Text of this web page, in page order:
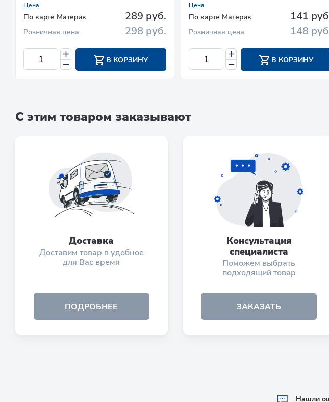
Цена
По карте Материк 289 руб.
Розничная цена 298 руб.
В КОРЗИНУ
Цена
По карте Материк 141
Розничная цена 148
В КОРЗИНУ
С этим товаром заказывают
Доставка
Доставим товар в удобное
для Вас время
ПОДРОБНЕЕ
Консультация
специалиста
Поможем выбрать
подходящий товар
ЗАКАЗАТЬ
Hашли